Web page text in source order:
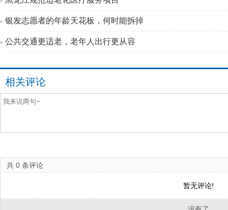
银发志愿者的年龄天花板，何时能拆掉
公共交通更适老，老年人出行更从容
相关评论
共 0 条评论
暂无评论!